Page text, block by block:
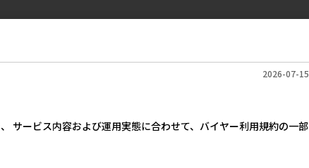
2026-07-15
サービス内容および運用実態に合わせて、バイヤー利用規約の一部